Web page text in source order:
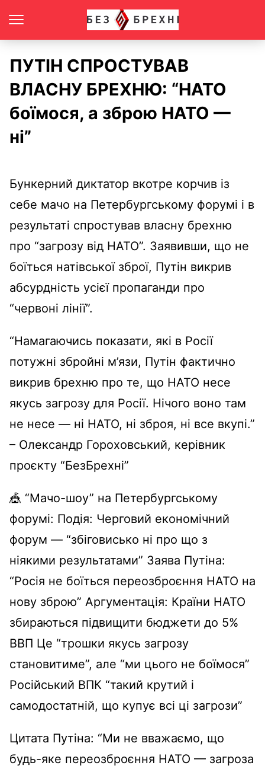
ПУТІН СПРОСТУВАВ
ВЛАСНУ БРЕХНЮ: “НАТО
боїмося, а зброю НАТО —
ні”
Бункерний диктатор вкотре корчив із
себе мачо на Петербургському форумі і в
результаті спростував власну брехню
про “загрозу від НАТО”. Заявивши, що не
боїться натівської зброї, Путін викрив
абсурдність усієї пропаганди про
“червоні лінії”.
“Намагаючись показати, які в Росії
потужні збройні м’язи, Путін фактично
викрив брехню про те, що НАТО несе
якусь загрозу для Росії. Нічого воно там
не несе — ні НАТО, ні зброя, ні все вкупі.”
– Олександр Гороховський, керівник
проєкту “БезБрехні”
🎪 “Мачо-шоу” на Петербургському
форумі: Подія: Черговий економічний
форум — “збіговисько ні про що з
ніякими результатами” Заява Путіна:
“Росія не боїться переозброєння НАТО на
нову зброю” Аргументація: Країни НАТО
збираються підвищити бюджети до 5%
ВВП Це “трошки якусь загрозу
становитиме”, але “ми цього не боїмося”
Російський ВПК “такий крутий і
самодостатній, що купує всі ці загрози”
Цитата Путіна: “Ми не вважаємо, що
будь-яке переозброєння НАТО — загроза